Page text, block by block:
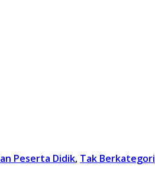
Peserta Didik, Tak Berkategori